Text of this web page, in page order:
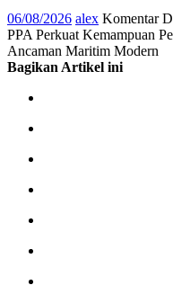
06/08/2026 alex Komentar
PPA Perkuat Kemampuan
Ancaman Maritim Modern
Bagikan Artikel ini